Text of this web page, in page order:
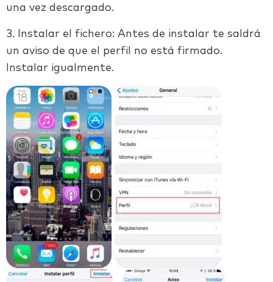
una vez descargado.
3. Instalar el fichero: Antes de instalar te saldrá
un aviso de que el perfil no está firmado.
Instalar igualmente.